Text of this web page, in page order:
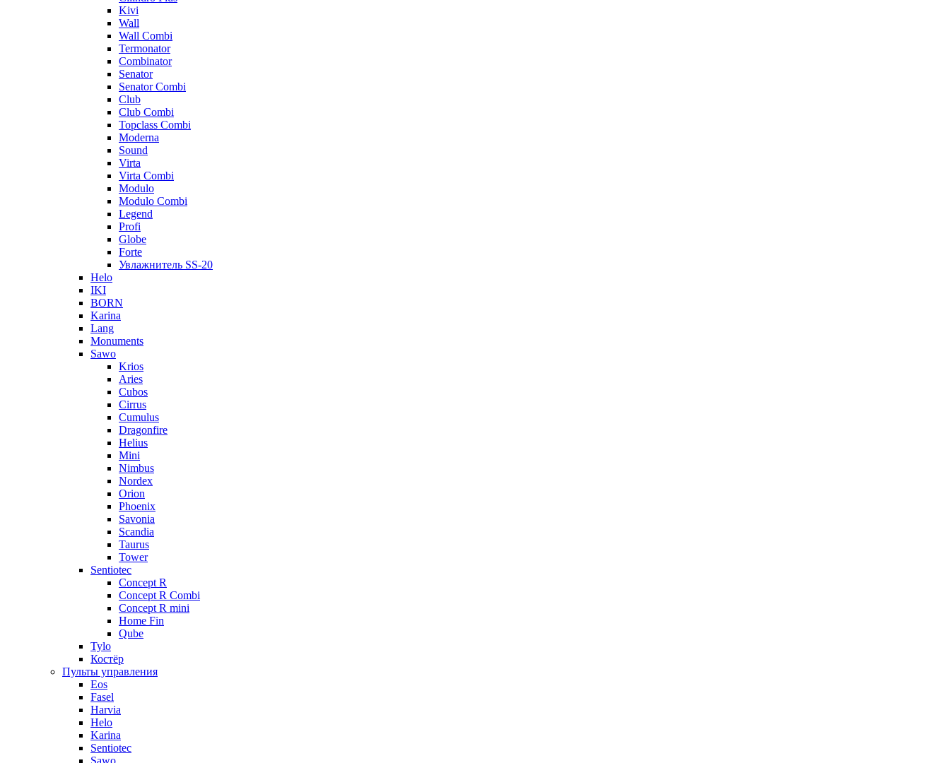
Kivi
Wall
Wall Combi
Termonator
Combinator
Senator
Senator Combi
Club
Club Combi
Topclass Combi
Moderna
Sound
Virta
Virta Combi
Modulo
Modulo Combi
Legend
Profi
Globe
Forte
Увлажнитель SS-20
Helo
IKI
BORN
Karina
Lang
Monuments
Sawo
Krios
Aries
Cubos
Cirrus
Cumulus
Dragonfire
Helius
Mini
Nimbus
Nordex
Orion
Phoenix
Savonia
Scandia
Taurus
Tower
Sentiotec
Concept R
Concept R Combi
Concept R mini
Home Fin
Qube
Tylo
Костёр
Пульты управления
Eos
Fasel
Harvia
Helo
Karina
Sentiotec